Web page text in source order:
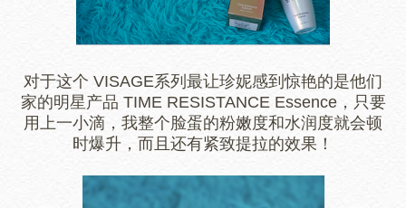
对于这个 VISAGE系列最让珍妮感到惊艳的是他们
家的明星产品 TIME RESISTANCE Essence，只要
用上一小滴，我整个脸蛋的粉嫩度和水润度就会顿
时爆升，而且还有紧致提拉的效果！